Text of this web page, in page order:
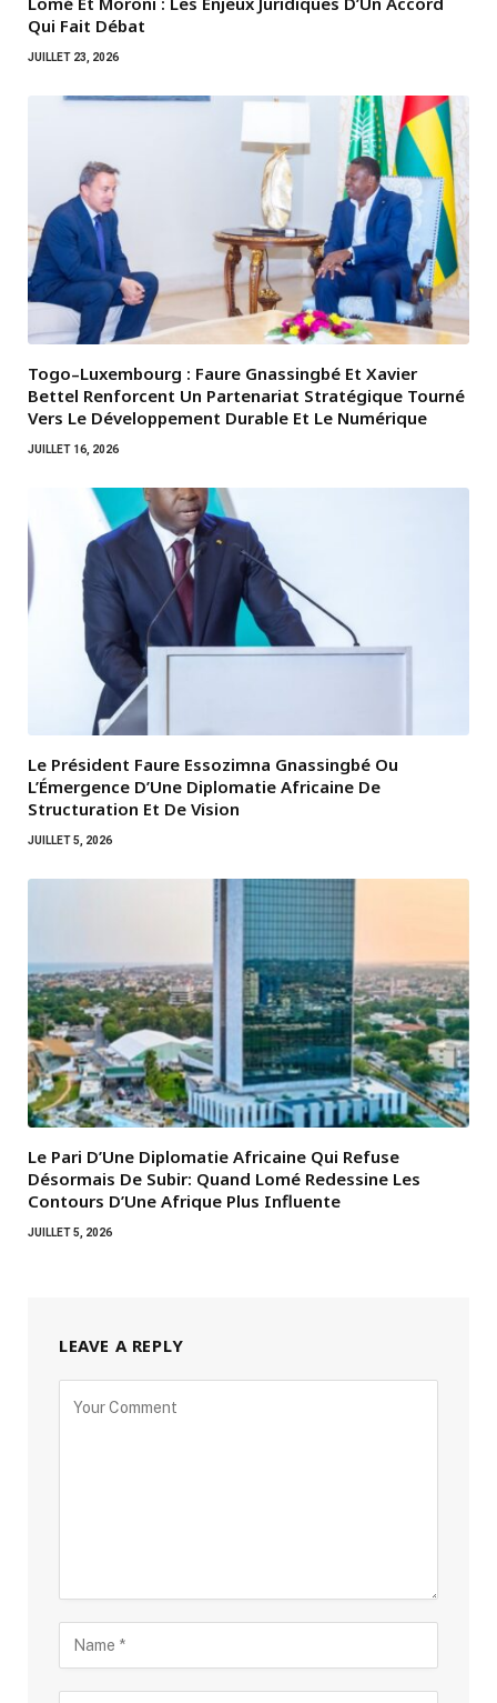
Qui Fait Débat
JUILLET 23, 2026
Togo–Luxembourg : Faure Gnassingbé Et Xavier
Bettel Renforcent Un Partenariat Stratégique Tourné
Vers Le Développement Durable Et Le Numérique
JUILLET 16, 2026
Le Président Faure Essozimna Gnassingbé Ou
L’Émergence D’Une Diplomatie Africaine De
Structuration Et De Vision
JUILLET 5, 2026
Le Pari D’Une Diplomatie Africaine Qui Refuse
Désormais De Subir: Quand Lomé Redessine Les
Contours D’Une Afrique Plus Influente
JUILLET 5, 2026
LEAVE A REPLY